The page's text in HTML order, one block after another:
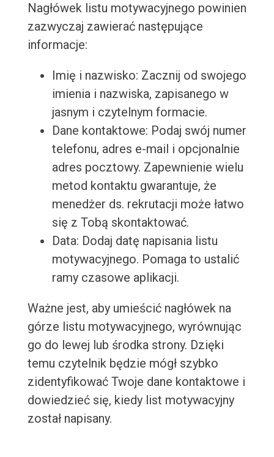
Nagłówek listu motywacyjnego powinien
zazwyczaj zawierać następujące
informacje:
Imię i nazwisko: Zacznij od swojego
imienia i nazwiska, zapisanego w
jasnym i czytelnym formacie.
Dane kontaktowe: Podaj swój numer
telefonu, adres e-mail i opcjonalnie
adres pocztowy. Zapewnienie wielu
metod kontaktu gwarantuje, że
menedżer ds. rekrutacji może łatwo
się z Tobą skontaktować.
Data: Dodaj datę napisania listu
motywacyjnego. Pomaga to ustalić
ramy czasowe aplikacji.
Ważne jest, aby umieścić nagłówek na
górze listu motywacyjnego, wyrównując
go do lewej lub środka strony. Dzięki
temu czytelnik będzie mógł szybko
zidentyfikować Twoje dane kontaktowe i
dowiedzieć się, kiedy list motywacyjny
został napisany.